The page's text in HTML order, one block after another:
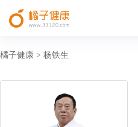
橘子健康 > 杨铁生